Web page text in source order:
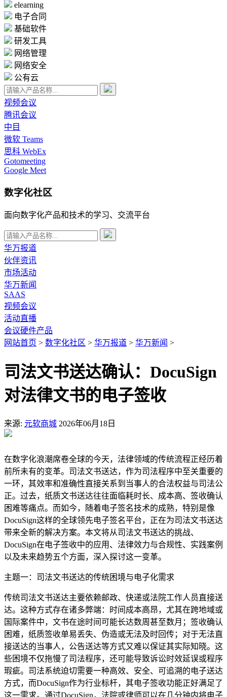
elearning
电子合同
基础软件
研发工具
网络管理
网络安全
公有云
视频会议
腾讯会议
中目
微软 Teams
思科 WebEx
Gotomeeting
Google Meet
数字化社区
面向数字化产品和技术的学习、交流平台
华万报道
伙伴资讯
市场活动
华万新闻
SAAS
视频会议
活动直播
会议硬件产品
网站首页 > 数字化社区 > 华万报道 > 华万新闻 >
司法文书送达确认：DocuSign
对法律文书的电子签收
来源: 元软商城 2026年06月18日
在数字化浪潮席卷全球的今天，法律领域的传统流程正经历着
前所未有的变革。司法文书送达，作为司法程序中至关重要的
一环，其效率和准确性直接关系到当事人的合法权益与司法公
正。过去，纸质文书送达往往面临耗时长、成本高、签收确认
困难等痛点。而如今，随着电子签名技术的成熟，特别是像
DocuSign这样的全球领先电子签名平台，正在为司法文书送达
带来全新的解决方案。本文将从司法文书送达的挑战、
DocuSign在电子签收中的应用、法律效力与合规性、实践案例
以及未来趋势五个方面，深入探讨这一变革。
主题一：司法文书送达的传统困境与电子化需求
传统司法文书送达主要依赖邮政、快递或法院工作人员直接送
达。这种方式存在诸多弊端：时间成本高昂，尤其在跨地域或
国际案件中，文书在途时间可能长达数周甚至数月；签收确认
困难，纸质签收单易丢失、伪造或无法及时回传；对于无法直
接送达的当事人，公告送达等方式又难以保证其实际知晓。这
些困境不仅拖慢了司法程序，还可能导致诉讼时效延误或程序
瑕疵。司法系统迫切需要一种高效、安全、可追溯的电子送达
方式，而DocuSign作为行业标杆，其电子签收功能正好满足了
这一需求。通过DocuSign，法院或律师可以在几分钟内将电子